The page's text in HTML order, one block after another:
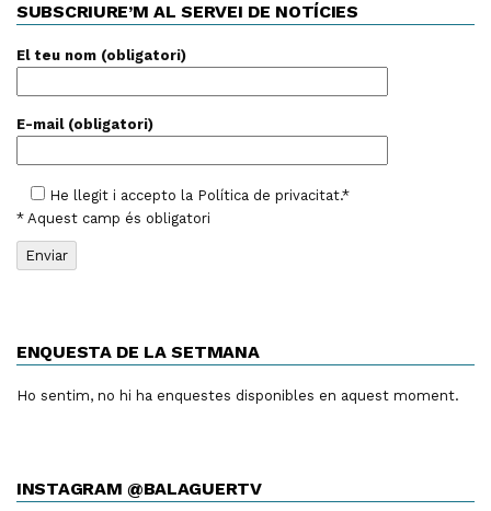
SUBSCRIURE’M AL SERVEI DE NOTÍCIES
El teu nom (obligatori)
E-mail (obligatori)
He llegit i accepto la Política de privacitat.*
* Aquest camp és obligatori
ENQUESTA DE LA SETMANA
Ho sentim, no hi ha enquestes disponibles en aquest moment.
INSTAGRAM @BALAGUERTV